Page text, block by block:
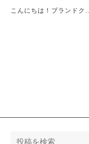
こんにちは！ブランドクリ